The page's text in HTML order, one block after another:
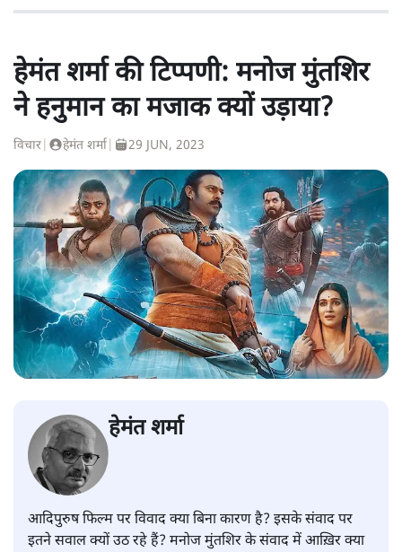
हेमंत शर्मा की टिप्पणी: मनोज मुंतशिर
ने हनुमान का मजाक क्यों उड़ाया?
विचार हेमंत शर्मा 29 JUN, 2023
हेमंत शर्मा
आदिपुरुष फिल्म पर विवाद क्या बिना कारण है? इसके संवाद पर
इतने सवाल क्यों उठ रहे हैं? मनोज मुंतशिर के संवाद में आख़िर क्या